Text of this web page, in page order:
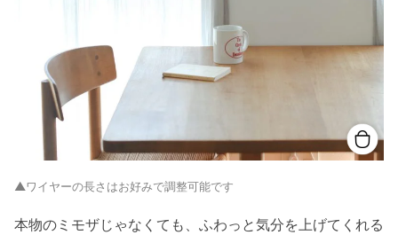
▲ワイヤーの長さはお好みで調整可能です
本物のミモザじゃなくても、ふわっと気分を上げてくれる